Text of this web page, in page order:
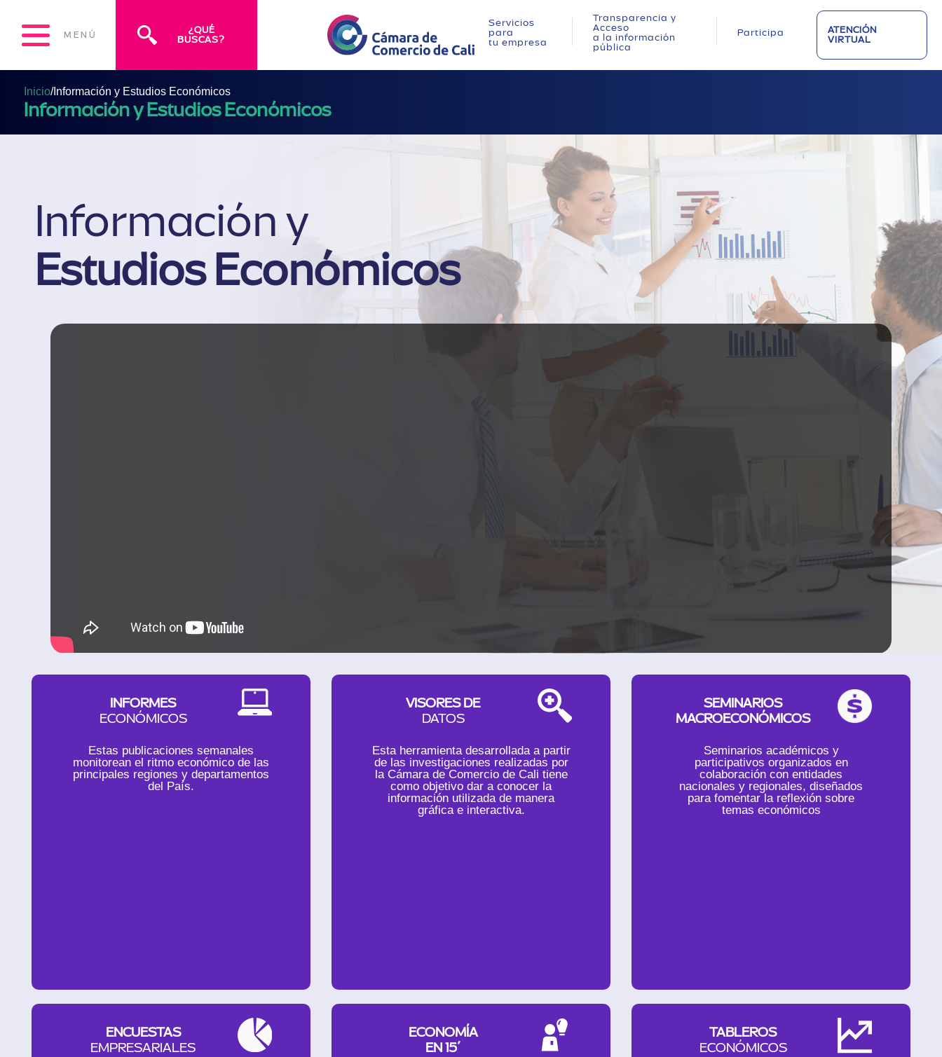
MENÚ
¿QUÉ
BUSCAS?
Servicios
para
tu empresa
Transparencia y
Acceso
a la información
pública
Participa
ATENCIÓN
VIRTUAL
Inicio/Información y Estudios Económicos
Información y Estudios Económicos
Información y
Estudios Económicos
INFORMES
ECONÓMICOS
Estas publicaciones semanales
monitorean el ritmo económico de las
principales regiones y departamentos
del País.
VISORES DE
DATOS
Esta herramienta desarrollada a partir
de las investigaciones realizadas por
la Cámara de Comercio de Cali tiene
como objetivo dar a conocer la
información utilizada de manera
gráfica e interactiva.
SEMINARIOS
MACROECONÓMICOS
Seminarios académicos y
participativos organizados en
colaboración con entidades
nacionales y regionales, diseñados
para fomentar la reflexión sobre
temas económicos
ENCUESTAS
EMPRESARIALES
ECONOMÍA
EN 15´
TABLEROS
ECONÓMICOS